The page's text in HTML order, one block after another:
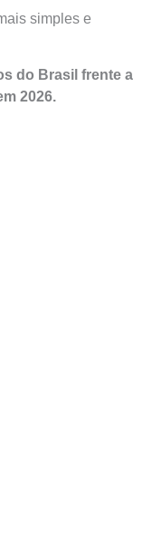
simples e
do Brasil frente a
2026.